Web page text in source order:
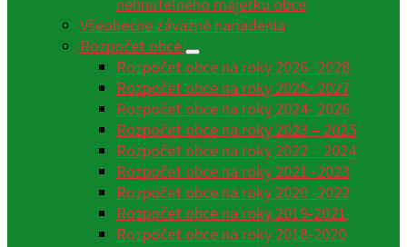
nehnuteľného majetku obce
Všeobecne záväzné nariadenia
Rozpočet obce
Rozpočet obce na roky 2026- 2028
Rozpočet obce na roky 2025- 2027
Rozpočet obce na roky 2024- 2026
Rozpočet obce na roky 2023 – 2025
Rozpočet obce na roky 2022 – 2024
Rozpočet obce na roky 2021 -2023
Rozpočet obce na roky 2020 -2022
Rozpočet obce na roky 2019-2021
Rozpočet obce na roky 2018-2020